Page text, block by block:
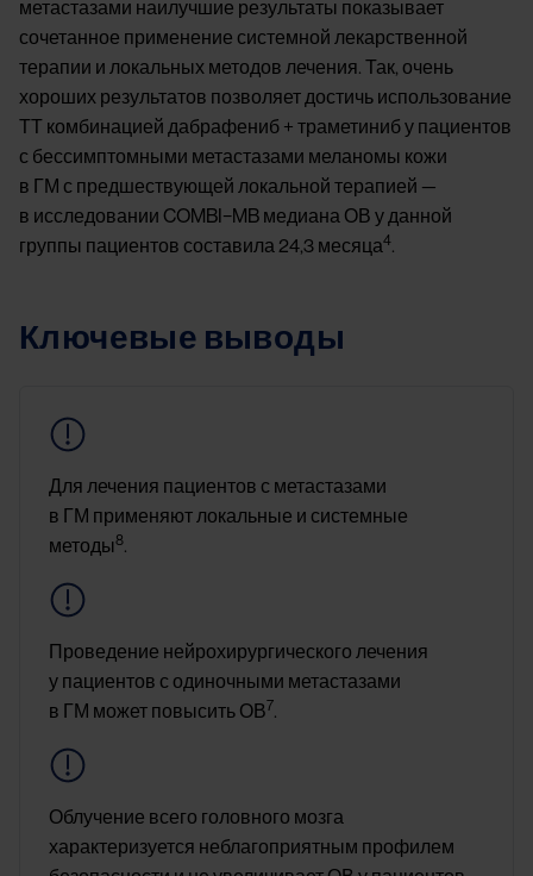
метастазами наилучшие результаты показывает
сочетанное применение системной лекарственной
терапии и локальных методов лечения. Так, очень
хороших результатов позволяет достичь использование
ТТ комбинацией дабрафениб + траметиниб у пациентов
с бессимптомными метастазами меланомы кожи
в ГМ с предшествующей локальной терапией —
в исследовании COMBI–MB медиана ОВ у данной
группы пациентов составила 24,3 месяца4.
Ключевые выводы
Image
Для лечения пациентов с метастазами
в ГМ применяют локальные и системные
методы8.
Image
Проведение нейрохирургического лечения
у пациентов с одиночными метастазами
в ГМ может повысить ОВ7.
Image
Облучение всего головного мозга
характеризуется неблагоприятным профилем